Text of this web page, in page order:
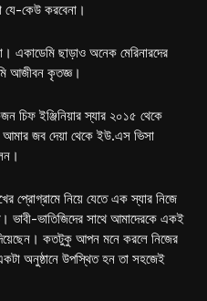
যে-কেউ করবেনা।
একাডেমি ছাড়াও অনেক মেরিনারদের
আজীবন কৃতজ্ঞ।
চিফ ইঞ্জিনিয়ার স্যার ২০১৫ থেকে
আমার জব দেয়া থেকে ইউ.এস ভিসা
প্রোগ্রামে নিয়ে যেতে এক স্যার নিজে
ভাবী-ভাতিজিদের সাথে আমাদেরকে একই
দিয়েছেন। কতটুকু আপন মনে করলে নিজের
অনুষ্ঠানে উপস্থিত হন তা সহজেই